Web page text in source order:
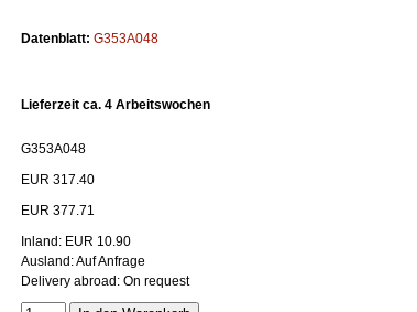
Datenblatt: G353A048
Lieferzeit ca. 4 Arbeitswochen
G353A048
EUR 317.40
EUR 377.71
Inland: EUR 10.90
Ausland: Auf Anfrage
Delivery abroad: On request